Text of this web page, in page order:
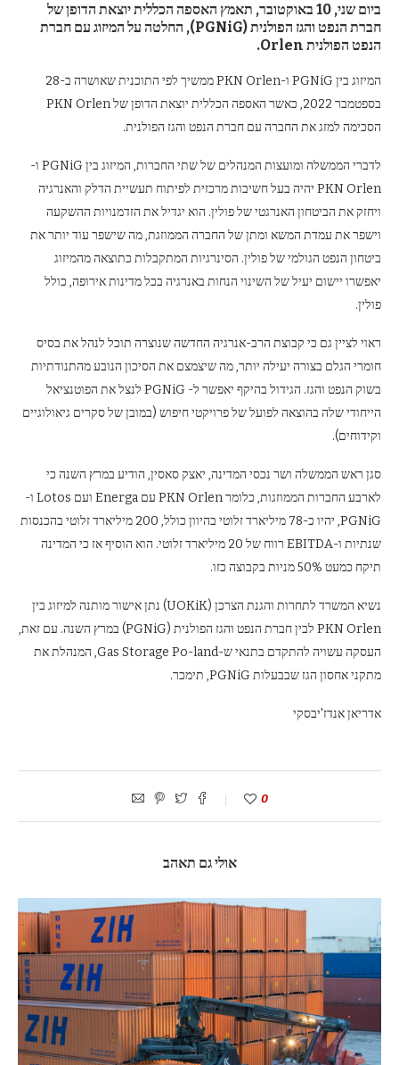
ביום שני, 10 באוקטובר, תאמץ האספה הכללית יוצאת הדופן של
חברת הנפט והגז הפולנית (PGNiG), החלטה על המיזוג עם חברת
הנפט הפולנית Orlen.
המיזוג בין PGNiG ו-PKN Orlen ממשיך לפי התוכנית שאושרה ב-28
בספטמבר 2022, כאשר האספה הכללית יוצאת הדופן של PKN Orlen
הסכימה למזג את החברה עם חברת הנפט והגז הפולנית.
לדברי הממשלה ומועצות המנהלים של שתי החברות, המיזוג בין PGNiG ו-
PKN Orlen יהיה בעל חשיבות מרכזית לפיתוח תעשיית הדלק והאנרגיה
ויחזק את הביטחון האנרגטי של פולין. הוא יגדיל את הזדמנויות ההשקעה
וישפר את עמדת המשא ומתן של החברה הממוזגת, מה שישפר עוד יותר את
ביטחון הנפט הגולמי של פולין. הסינרגיות המתקבלות כתוצאה מהמיזוג
יאפשרו יישום יעיל של השינוי הנחות באנרגיה בכל מדינות אירופה, כולל
פולין.
ראוי לציין גם כי קבוצת הרב-אנרגיה החדשה שנוצרה תוכל לנהל את בסיס
חומרי הגלם בצורה יעילה יותר, מה שיצמצם את הסיכון הנובע מהתנודתיות
בשוק הנפט והגז. הגידול בהיקף יאפשר ל- PGNiG לנצל את הפוטנציאל
הייחודי שלה בהוצאה לפועל של פרויקטי חיפוש (במובן של סקרים גיאולוגיים
וקידוחים).
סגן ראש הממשלה ושר נכסי המדינה, יאצק סאסין, הודיע ​​במרץ השנה כי
לארבע החברות הממוזגות, כלומר PKN Orlen עם Energa ועם Lotos ו-
PGNiG, יהיו כ-78 מיליארד זלוטי בהיוון כולל, 200 מיליארד זלוטי בהכנסות
שנתיות ו-EBITDA רווח של 20 מיליארד זלוטי. הוא הוסיף אז כי המדינה
תיקח כמעט 50% מניות בקבוצה כזו.
נשיא המשרד לתחרות והגנת הצרכן (UOKiK) נתן אישור מותנה למיזוג בין
PKN Orlen לבין חברת הנפט והגז הפולנית (PGNiG) במרץ השנה. עם זאת,
העסקה עשויה להתקדם בתנאי ש-Gas Storage Po-land, המנהלת את
מתקני אחסון הגז שבבעלות PGNiG, תימכר.
אדריאן אנדז'יבסקי
0
אולי גם תאהב